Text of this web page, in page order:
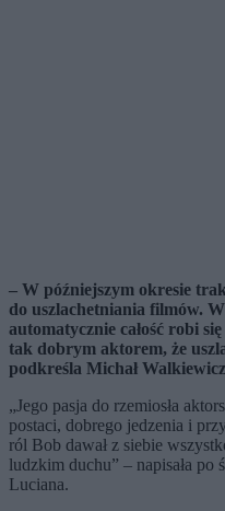
– W późniejszym okresie
do uszlachetniania filmów.
automatycznie całość robi
tak dobrym aktorem, że
podkreśla Michał
„Jego pasja do rzemiosła
postaci, dobrego jedzenia i
ról Bob dawał z siebie
ludzkim duchu” – napisała
Luciana.